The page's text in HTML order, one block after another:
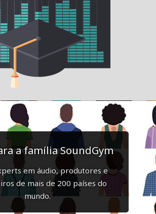
a família SoundGym
em áudio, produtores e
de mais de 200 países do
mundo.